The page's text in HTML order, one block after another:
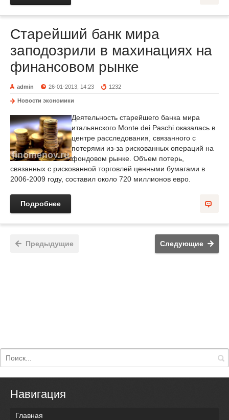
Старейший банк мира
заподозрили в махинациях на
финансовом рынке
admin 26-01-2013, 14:23 1232
Новости экономики
Деятельность старейшего банка мира
итальянского Monte dei Paschi оказалась в
центре расследования, связанного с
потерями из-за рискованных операций на
фондовом рынке. Объем потерь,
связанных с рискованной торговлей ценными бумагами в
2006-2009 году, составил около 720 миллионов евро.
Подробнее
Предыдущие Следующие
Навигация
Главная